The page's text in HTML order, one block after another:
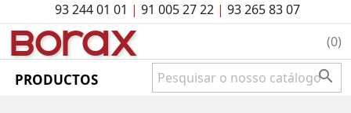
93 244 01 01 | 91 005 27 22| 93 265 83 07
BOrAx (0)
PRODUCTOS 